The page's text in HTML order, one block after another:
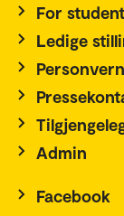
For
Ledige
Admin
Facebook